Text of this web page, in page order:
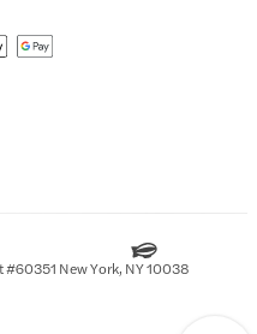
New York, NY 10038